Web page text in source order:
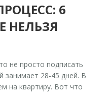
6
НЕЛЬЗЯ
не просто подписать
занимает 28-45 дней. В
на квартиру. Вот что